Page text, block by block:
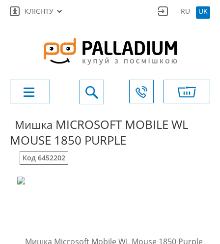
КЛІЄНТУ RU UK
Мишка MICROSOFT MOBILE WL
MOUSE 1850 PURPLE
Код 6452202